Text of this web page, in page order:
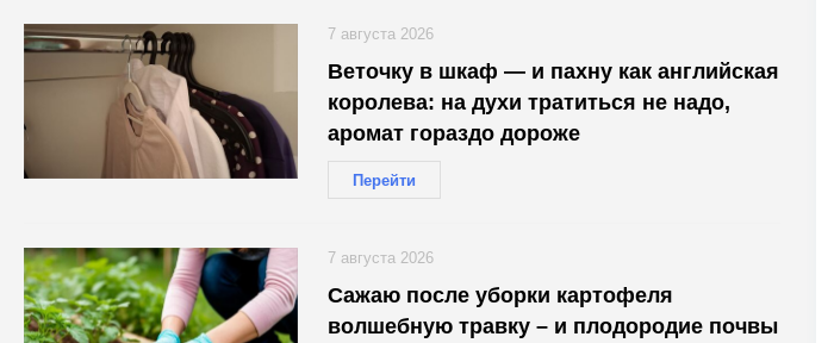
Веточку в шкаф — и пахну как английская
королева: на духи тратиться не надо,
аромат гораздо дороже
Перейти
7 августа 2026
Сажаю после уборки картофеля
волшебную травку – и плодородие почвы
7 августа 2026